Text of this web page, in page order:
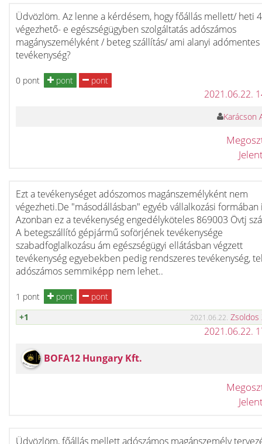
Üdvözlöm. Az lenne a kérdésem, hogy főállás mellett/ heti
végezhető- e egészségügyben szolgáltatás adószámos
magányszemélyként / beteg szállítás/ ami alanyi adómentes
tevékenység?
0 pont pont pont
2021.06.22.
Karácson
Ezt a tevékenységet adószomos magánszemélyként nem
végezheti.De "másodállásban" egyéb vállalkozási formában
Azonban ez a tevékenység engedélyköteles 869003 Övtj
A betegszállító gépjármű soförjének tevékenysége
szabadfoglalkozásu ám egészségügyi ellátásban végzett
tevékenység egyebekben pedig rendszeres tevékenység,
adószámos semmiképp nem lehet..
1 pont pont
pont
+1
2021.06.22. Zsoldos
2021.06.22.
BOFA12 Hungary Kft.
Üdvözlöm, főállás mellett adószámos magánszemély